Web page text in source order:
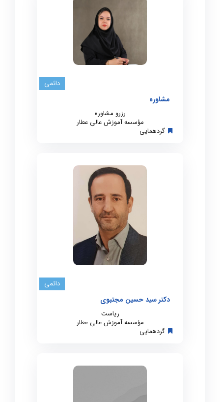
دائمی
مشاوره
رزرو مشاوره
مؤسسه آموزش عالی عطار
گردهمایی
دائمی
دکتر سید حسین مجتبوی
ریاست
مؤسسه آموزش عالی عطار
گردهمایی